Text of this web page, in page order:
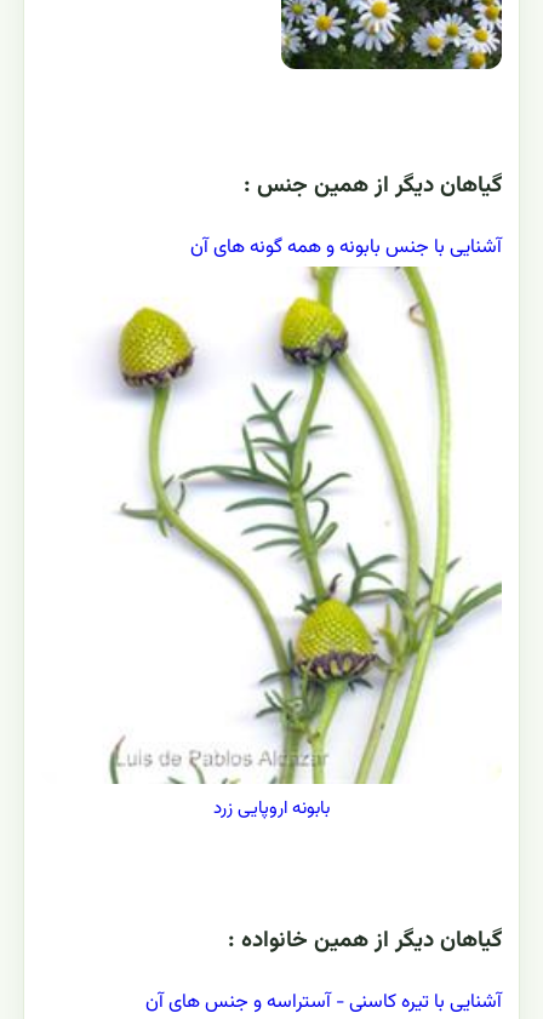
گياهان ديگر از همين جنس :
آشنایی با جنس بابونه و همه گونه های آن
بابونه اروپایی زرد
گياهان ديگر از همين خانواده :
آشنایی با تیره کاسنی - آستراسه و جنس های آن